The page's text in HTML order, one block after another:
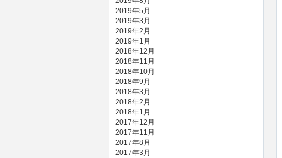
2019年5月
2019年3月
2019年2月
2019年1月
2018年12月
2018年11月
2018年10月
2018年9月
2018年3月
2018年2月
2018年1月
2017年12月
2017年11月
2017年8月
2017年3月